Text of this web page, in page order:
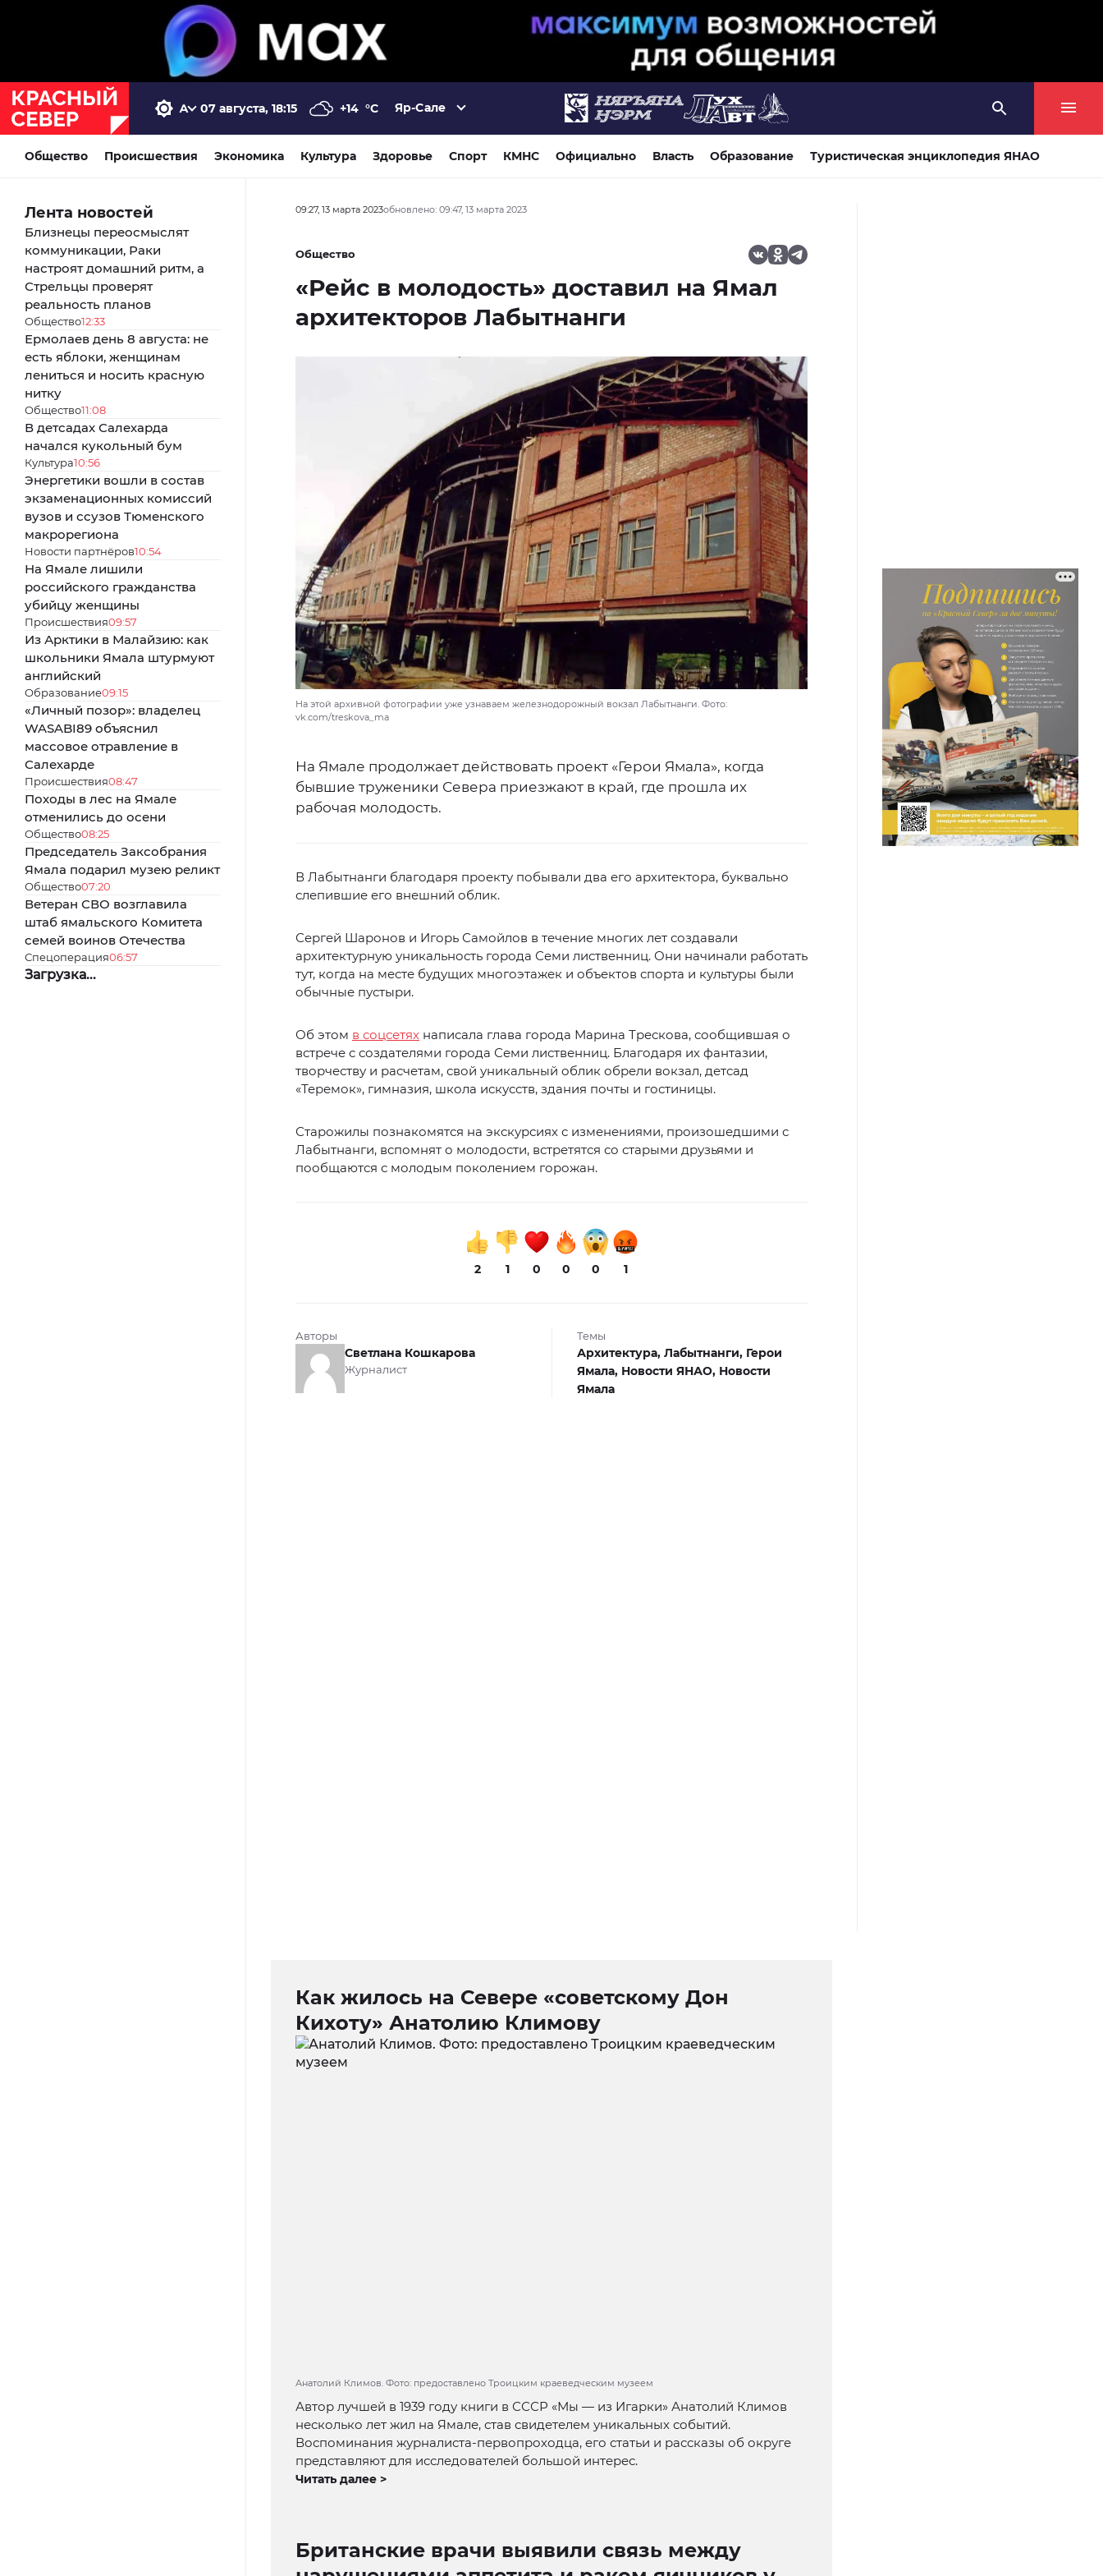
07 августа, 18:15 +14 °C Яр-Сале
Общество Происшествия Экономика Культура Здоровье Спорт КМНС Официально Власть Образование Туристическая энциклопедия ЯНАО
Лента новостей
Близнецы переосмыслят
коммуникации, Раки
настроят домашний ритм, а
Стрельцы проверят
реальность планов
Общество12:33
Ермолаев день 8 августа: не
есть яблоки, женщинам
лениться и носить красную
нитку
Общество11:08
В детсадах Салехарда
начался кукольный бум
Культура10:56
Энергетики вошли в состав
экзаменационных комиссий
вузов и ссузов Тюменского
макрорегиона
Новости партнёров10:54
На Ямале лишили
российского гражданства
убийцу женщины
Происшествия09:57
Из Арктики в Малайзию: как
школьники Ямала штурмуют
английский
Образование09:15
«Личный позор»: владелец
WASABI89 объяснил
массовое отравление в
Салехарде
Происшествия08:47
Походы в лес на Ямале
отменились до осени
Общество08:25
Председатель Заксобрания
Ямала подарил музею реликт
Общество07:20
Ветеран СВО возглавила
штаб ямальского Комитета
семей воинов Отечества
Спецоперация06:57
Загрузка...
09:27, 13 марта 2023обновлено: 09:47, 13 марта 2023
Общество
«Рейс в молодость» доставил на Ямал
архитекторов Лабытнанги
На этой архивной фотографии уже узнаваем железнодорожный вокзал Лабытнанги. Фото:
vk.com/treskova_ma
На Ямале продолжает действовать проект «Герои Ямала», когда
бывшие труженики Севера приезжают в край, где прошла их
рабочая молодость.
В Лабытнанги благодаря проекту побывали два его архитектора, буквально
слепившие его внешний облик.
Сергей Шаронов и Игорь Самойлов в течение многих лет создавали
архитектурную уникальность города Семи лиственниц. Они начинали работать
тут, когда на месте будущих многоэтажек и объектов спорта и культуры были
обычные пустыри.
Об этом в соцсетях написала глава города Марина Трескова, сообщившая о
встрече с создателями города Семи лиственниц. Благодаря их фантазии,
творчеству и расчетам, свой уникальный облик обрели вокзал, детсад
«Теремок», гимназия, школа искусств, здания почты и гостиницы.
Старожилы познакомятся на экскурсиях с изменениями, произошедшими с
Лабытнанги, вспомнят о молодости, встретятся со старыми друзьями и
пообщаются с молодым поколением горожан.
2 1 0 0 0 1
Авторы
Светлана Кошкарова
Журналист
Темы
Архитектура, Лабытнанги, Герои
Ямала, Новости ЯНАО, Новости
Ямала
Как жилось на Севере «советскому Дон
Кихоту» Анатолию Климову
Анатолий Климов. Фото: предоставлено Троицким краеведческим музеем
Автор лучшей в 1939 году книги в СССР «Мы — из Игарки» Анатолий Климов
несколько лет жил на Ямале, став свидетелем уникальных событий.
Воспоминания журналиста-первопроходца, его статьи и рассказы об округе
представляют для исследователей большой интерес.
Читать далее >
Британские врачи выявили связь между